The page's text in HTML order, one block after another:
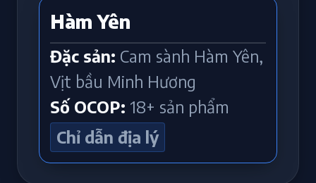
Hàm Yên
Đặc sản: Cam sành Hàm Yên,
Vịt bầu Minh Hương
Số OCOP: 18+ sản phẩm
Chỉ dẫn địa lý